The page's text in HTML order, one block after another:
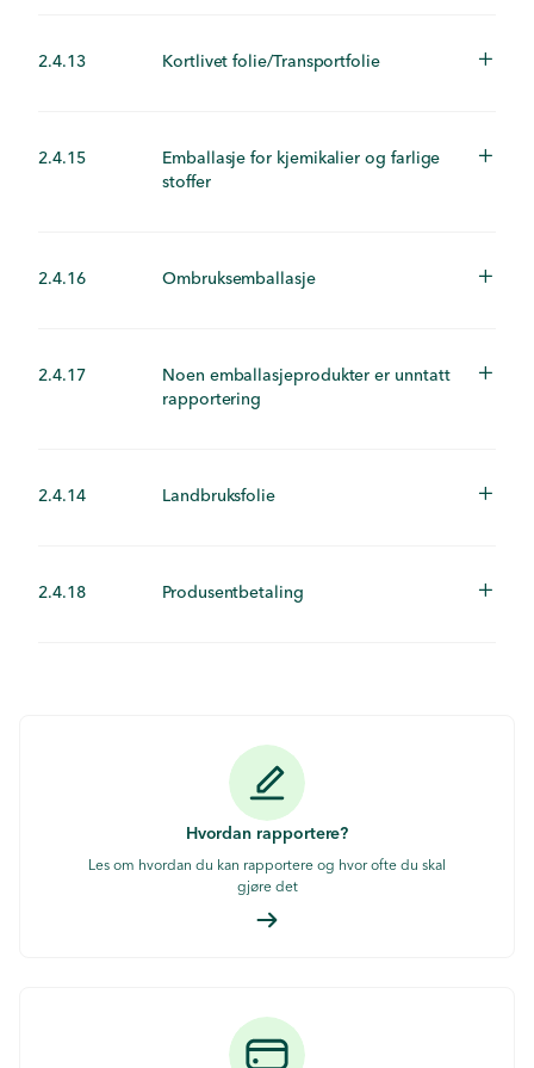
2.4.13 Kortlivet folie/Transportfolie
2.4.15
Emballasje for kjemikalier og farlige
stoffer
2.4.16 Ombruksemballasje
2.4.17
Noen emballasjeprodukter er unntatt
rapportering
2.4.14 Landbruksfolie
2.4.18 Produsentbetaling
Hvordan rapportere?
Les om hvordan du kan rapportere og hvor ofte du skal
gjøre det